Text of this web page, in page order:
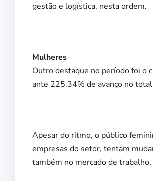
gestão e logística, nesta ordem.
Mulheres
Outro destaque no período foi o
ante 225,34% de avanço no
Apesar do ritmo, o público
empresas do setor, tentam
também no mercado de trabalho.